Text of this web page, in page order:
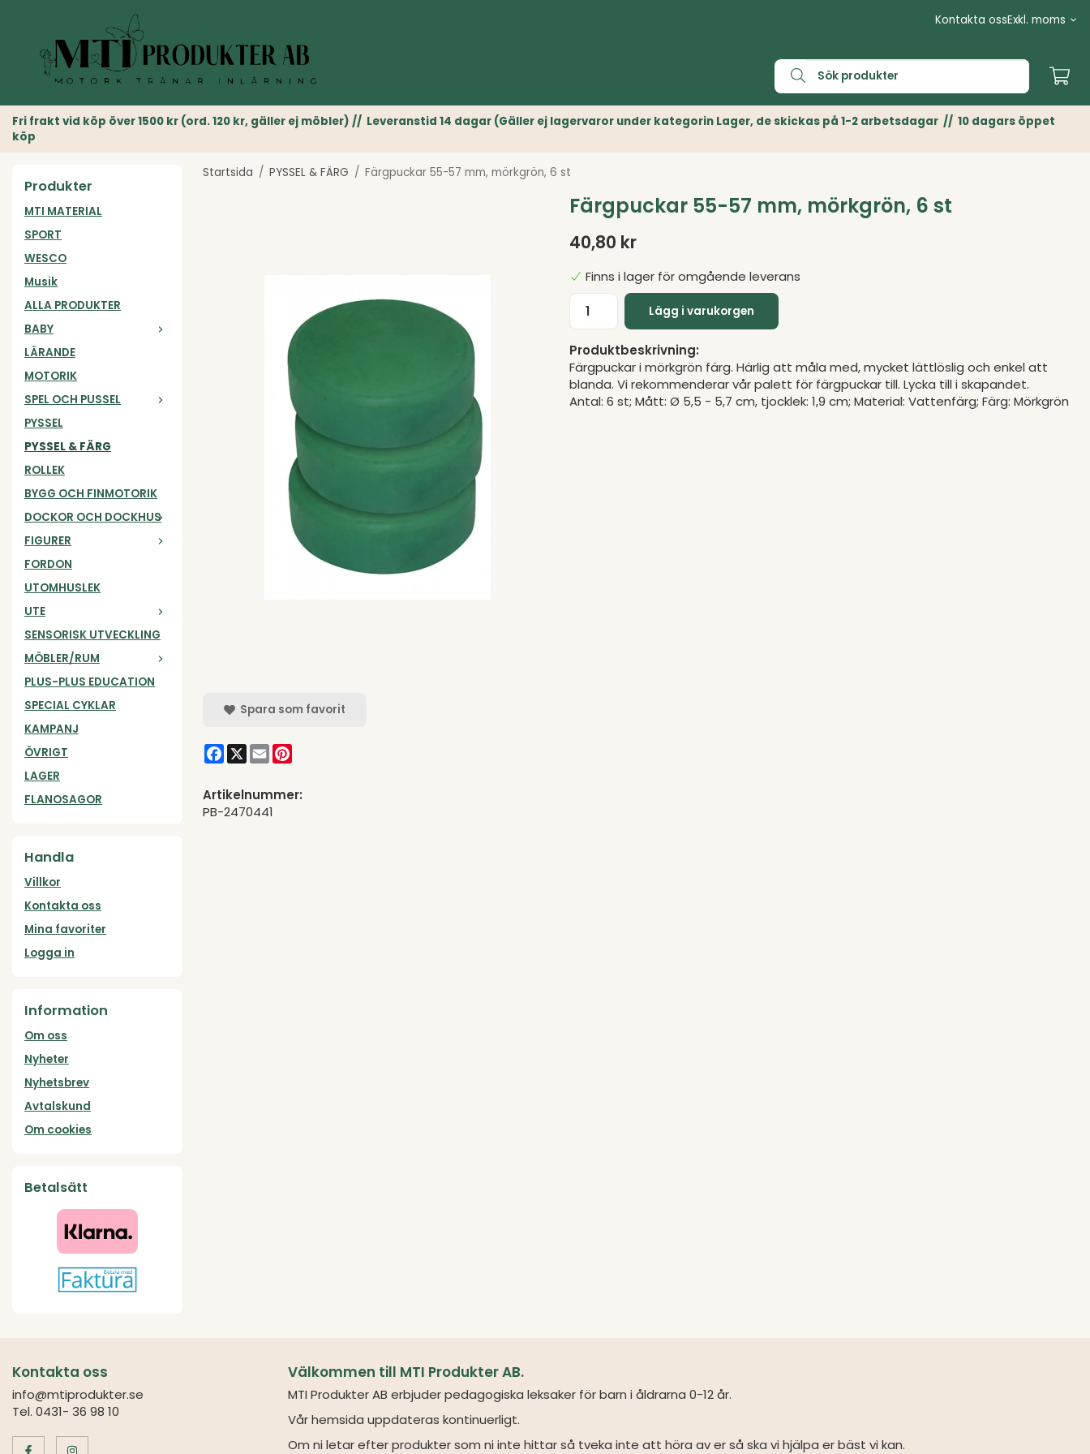
Kontakta oss
Fri frakt vid köp över 1500 kr (ord. 120 kr, gäller ej möbler) // Leveranstid 14 dagar (Gäller ej lagervaror under kategorin Lager, de skickas på 1-2 arbetsdagar // 10 dagars öppet
köp
Produkter
MTI MATERIAL
SPORT
WESCO
Musik
ALLA PRODUKTER
BABY
LÄRANDE
MOTORIK
SPEL OCH PUSSEL
PYSSEL
PYSSEL & FÄRG
ROLLEK
BYGG OCH FINMOTORIK
DOCKOR OCH DOCKHUS
FIGURER
FORDON
UTOMHUSLEK
UTE
SENSORISK UTVECKLING
MÖBLER/RUM
PLUS-PLUS EDUCATION
SPECIAL CYKLAR
KAMPANJ
ÖVRIGT
LAGER
FLANOSAGOR
Handla
Villkor
Kontakta oss
Mina favoriter
Logga in
Information
Om oss
Nyheter
Nyhetsbrev
Avtalskund
Om cookies
Betalsätt
Startsida / PYSSEL & FÄRG / Färgpuckar 55-57 mm, mörkgrön, 6 st
Färgpuckar 55-57 mm, mörkgrön, 6 st
40,80 kr
Finns i lager för omgående leverans
Lägg i varukorgen
Produktbeskrivning:
Färgpuckar i mörkgrön färg. Härlig att måla med, mycket lättlöslig och enkel att
blanda. Vi rekommenderar vår palett för färgpuckar till. Lycka till i skapandet.
Antal: 6 st; Mått: Ø 5,5 - 5,7 cm, tjocklek: 1,9 cm; Material: Vattenfärg; Färg: Mörkgrön
Spara som favorit
Facebook
X Email
Artikelnummer:
PB-2470441
Kontakta oss
info@mtiprodukter.se
Tel. 0431- 36 98 10
Välkommen till MTI Produkter AB.
MTI Produkter AB erbjuder pedagogiska leksaker för barn i åldrarna 0-12 år.
Vår hemsida uppdateras kontinuerligt.
Om ni letar efter produkter som ni inte hittar så tveka inte att höra av er så ska vi hjälpa er bäst vi kan.